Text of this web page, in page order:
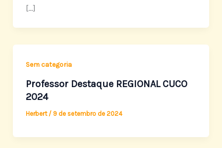
[…]
Sem categoria
Professor Destaque REGIONAL CUCO
2024
Herbert / 9 de setembro de 2024